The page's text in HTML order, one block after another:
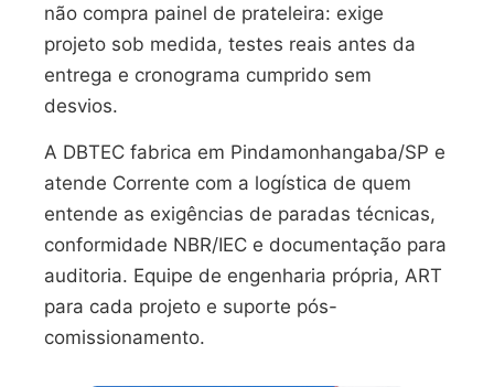
não compra painel de prateleira: exige
projeto sob medida, testes reais antes da
entrega e cronograma cumprido sem
desvios.
A DBTEC fabrica em Pindamonhangaba/SP e
atende Corrente com a logística de quem
entende as exigências de paradas técnicas,
conformidade NBR/IEC e documentação para
auditoria. Equipe de engenharia própria, ART
para cada projeto e suporte pós-
comissionamento.